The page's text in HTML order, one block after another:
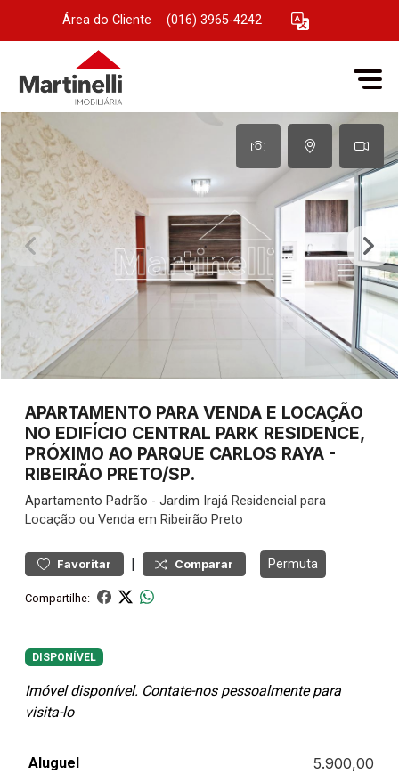
Área do Cliente (016) 3965-4242
APARTAMENTO PARA VENDA E LOCAÇÃO
NO EDIFÍCIO CENTRAL PARK RESIDENCE,
PRÓXIMO AO PARQUE CARLOS RAYA -
RIBEIRÃO PRETO/SP.
Apartamento Padrão - Jardim Irajá Residencial para
Locação ou Venda em Ribeirão Preto
Favoritar | Comparar Permuta
Compartilhe:
DISPONÍVEL
Imóvel disponível. Contate-nos pessoalmente para
visita-lo
Aluguel 5.900,00